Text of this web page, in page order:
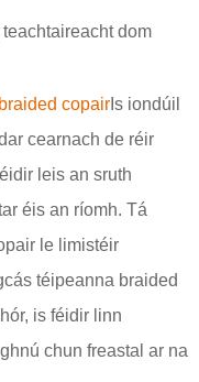
teachtaireacht dom
copairIs iondúil
cearnach de réir
leis an sruth
éis an ríomh. Tá
le limistéir
téipeanna braided
is féidir linn
chun freastal ar na